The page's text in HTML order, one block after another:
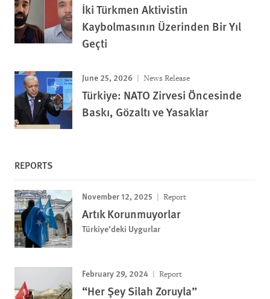
İki Türkmen Aktivistin
Kaybolmasının Üzerinden Bir Yıl
Geçti
June 25, 2026 News Release
Türkiye: NATO Zirvesi Öncesinde
Baskı, Gözaltı ve Yasaklar
REPORTS
November 12, 2025 Report
Artık Korunmuyorlar
Türkiye’deki Uygurlar
February 29, 2024 Report
“Her Şey Silah Zoruyla”